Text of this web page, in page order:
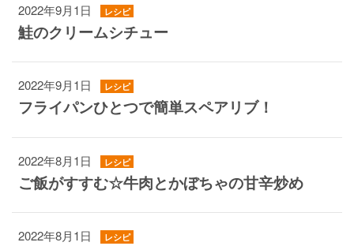
2022年9月1日 レシピ
鮭のクリームシチュー
2022年9月1日 レシピ
フライパンひとつで簡単スペアリブ！
2022年8月1日 レシピ
ご飯がすすむ☆牛肉とかぼちゃの甘辛炒め
2022年8月1日 レシピ